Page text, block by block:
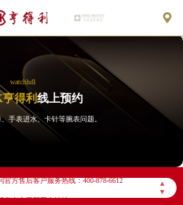

watchhdl
得利线上预约
手表进水、卡针等腕表问题。
▲
▼
官方售后客户服务热线：400-878-6612
务中心最新网点地址：